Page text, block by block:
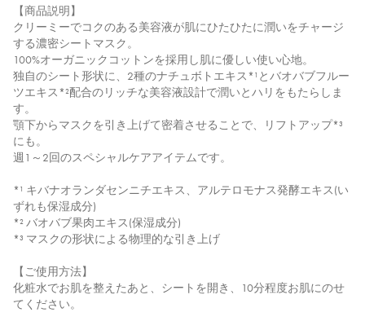
【商品説明】
クリーミーでコクのある美容液が肌にひたひたに潤いをチャージ
する濃密シートマスク。
100%オーガニックコットンを採用し肌に優しい使い心地。
独自のシート形状に、2種のナチュボトエキス*¹とバオバブフルー
ツエキス*²配合のリッチな美容液設計で潤いとハリをもたらしま
す。
顎下からマスクを引き上げて密着させることで、リフトアップ*³
にも。
週1～2回のスペシャルケアアイテムです。
*¹ キバナオランダセンニチエキス、アルテロモナス発酵エキス(い
ずれも保湿成分)
*² バオバブ果肉エキス(保湿成分)
*³ マスクの形状による物理的な引き上げ
【ご使用方法】
化粧水でお肌を整えたあと、シートを開き、10分程度お肌にのせ
てください。